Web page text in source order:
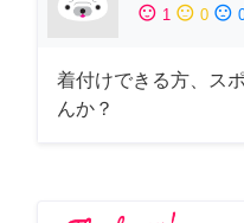
sentiment_satisfied 1 sentiment_neutral 0 sentiment_dissatisfied
着付けできる方、ス
んか？